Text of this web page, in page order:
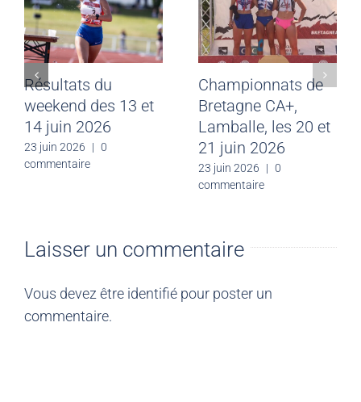
Résultats du
weekend des 13 et
14 juin 2026
23 juin 2026 | 0
commentaire
Championnats de
Bretagne CA+,
Lamballe, les 20 et
21 juin 2026
23 juin 2026 | 0
commentaire
Laisser un commentaire
Vous devez être identifié pour poster un
commentaire.